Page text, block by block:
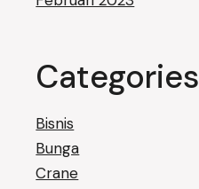
Categories
Bisnis
Bunga
Crane